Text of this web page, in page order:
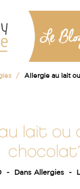
Allergie au lait
lait ou
Dans Allergies